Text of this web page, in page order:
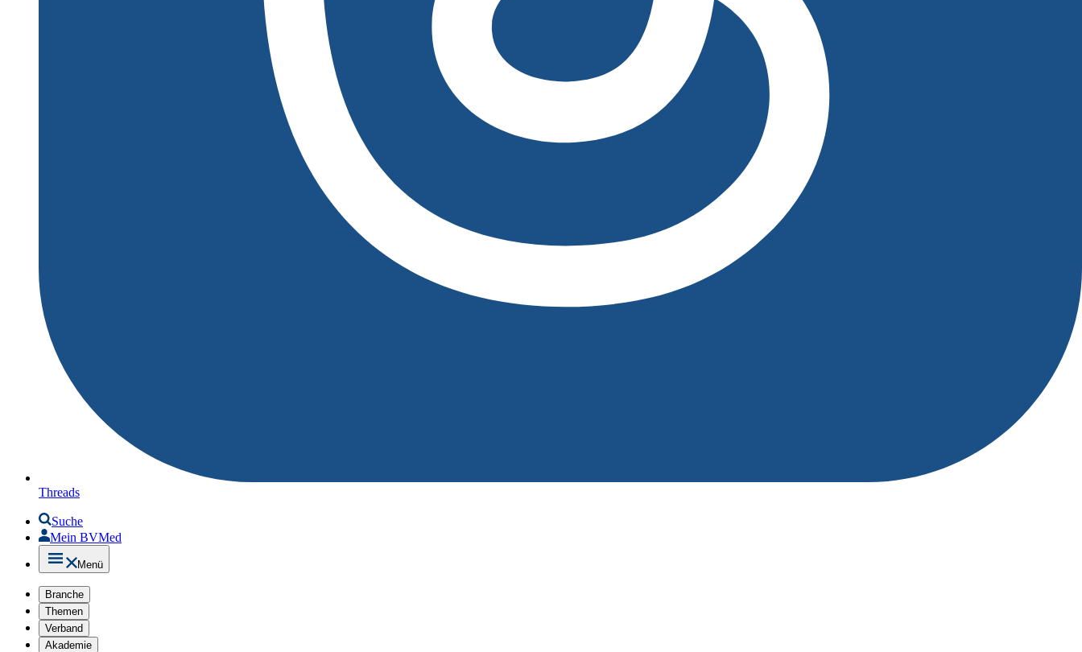
Threads
Suche
Mein BVMed
Menü
Branche
Themen
Verband
Akademie